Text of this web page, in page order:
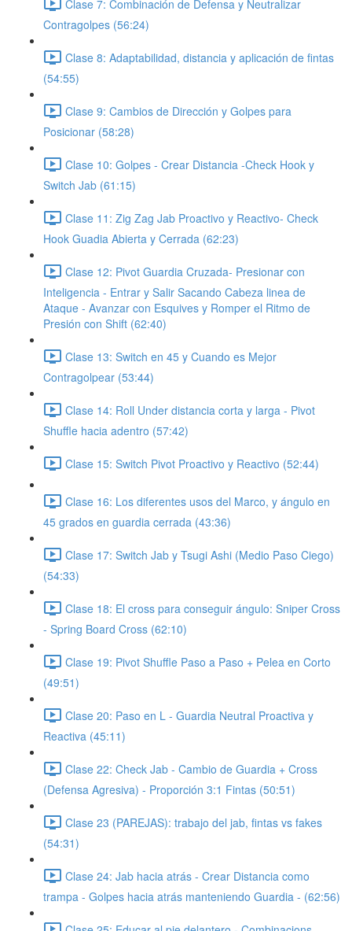
Clase 7: Combinación de Defensa y Neutralizar
Contragolpes (56:24)
Clase 8: Adaptabilidad, distancia y aplicación de fintas
(54:55)
Clase 9: Cambios de Dirección y Golpes para
Posicionar (58:28)
Clase 10: Golpes - Crear Distancia -Check Hook y
Switch Jab (61:15)
Clase 11: Zig Zag Jab Proactivo y Reactivo- Check
Hook Guadia Abierta y Cerrada (62:23)
Clase 12: Pivot Guardia Cruzada- Presionar con
Inteligencia - Entrar y Salir Sacando Cabeza linea de
Ataque - Avanzar con Esquives y Romper el Ritmo de
Presión con Shift (62:40)
Clase 13: Switch en 45 y Cuando es Mejor
Contragolpear (53:44)
Clase 14: Roll Under distancia corta y larga - Pivot
Shuffle hacia adentro (57:42)
Clase 15: Switch Pivot Proactivo y Reactivo (52:44)
Clase 16: Los diferentes usos del Marco, y ángulo en
45 grados en guardia cerrada (43:36)
Clase 17: Switch Jab y Tsugi Ashi (Medio Paso Ciego)
(54:33)
Clase 18: El cross para conseguir ángulo: Sniper Cross
- Spring Board Cross (62:10)
Clase 19: Pivot Shuffle Paso a Paso + Pelea en Corto
(49:51)
Clase 20: Paso en L - Guardia Neutral Proactiva y
Reactiva (45:11)
Clase 22: Check Jab - Cambio de Guardia + Cross
(Defensa Agresiva) - Proporción 3:1 Fintas (50:51)
Clase 23 (PAREJAS): trabajo del jab, fintas vs fakes
(54:31)
Clase 24: Jab hacia atrás - Crear Distancia como
trampa - Golpes hacia atrás manteniendo Guardia - (62:56)